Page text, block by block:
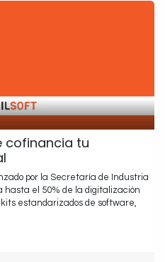
cofinancia tu
por la Secretaría de Industria
hasta el 50% de la digitalización
estandarizados de software,